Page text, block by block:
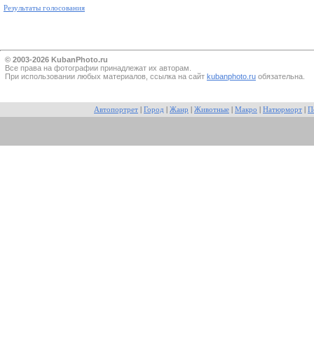
Результаты голосования
© 2003-2026 KubanPhoto.ru
Все прaва на фотографии принадлежат их авторам.
При использовании любых материалов, ссылка на сайт kubanphoto.ru обязательна.
Автопортрет Город Жанр Животные Макро Натюрморт